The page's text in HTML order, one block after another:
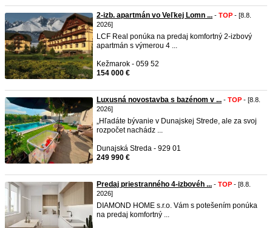
2-izb. apartmán vo Veľkej Lomn ... - TOP - [8.8.
2026]
LCF Real ponúka na predaj komfortný 2-izbový
apartmán s výmerou 4 ...
Kežmarok - 059 52
154 000 €
Luxusná novostavba s bazénom v ... - TOP - [8.8.
2026]
„Hľadáte bývanie v Dunajskej Strede, ale za svoj
rozpočet nachádz ...
Dunajská Streda - 929 01
249 990 €
Predaj priestranného 4-izbovéh ... - TOP - [8.8.
2026]
DIAMOND HOME s.r.o. Vám s potešením ponúka
na predaj komfortný ...